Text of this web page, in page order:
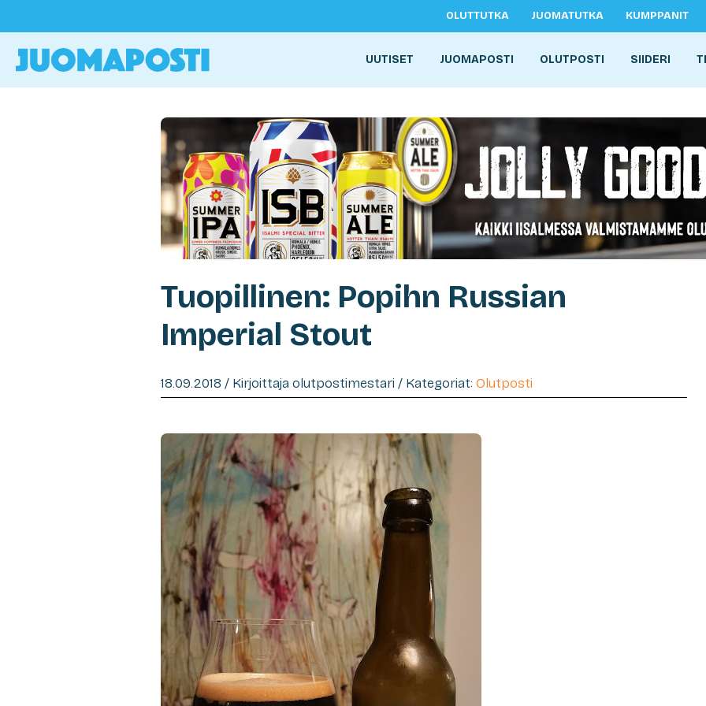
OLUTTUTKA JUOMATUTKA KUMPPANIT
UUTISET JUOMAPOSTI OLUTPOSTI SIIDERI
Tuopillinen: Popihn Russian
Imperial Stout
18.09.2018 / Kirjoittaja olutpostimestari / Kategoriat: Olutposti